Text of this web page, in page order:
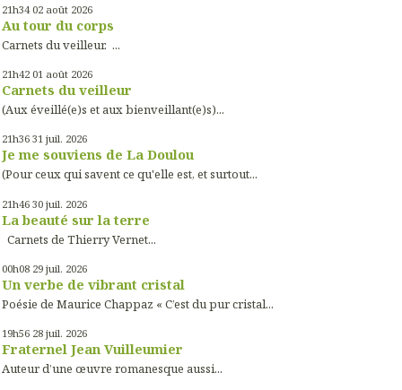
21h34 02 août 2026
Au tour du corps
Carnets du veilleur. ...
21h42 01 août 2026
Carnets du veilleur
(Aux éveillé(e)s et aux bienveillant(e)s)...
21h36 31 juil. 2026
Je me souviens de La Doulou
(Pour ceux qui savent ce qu'elle est, et surtout...
21h46 30 juil. 2026
La beauté sur la terre
Carnets de Thierry Vernet...
00h08 29 juil. 2026
Un verbe de vibrant cristal
Poésie de Maurice Chappaz « C’est du pur cristal...
19h56 28 juil. 2026
Fraternel Jean Vuilleumier
Auteur d’une œuvre romanesque aussi...